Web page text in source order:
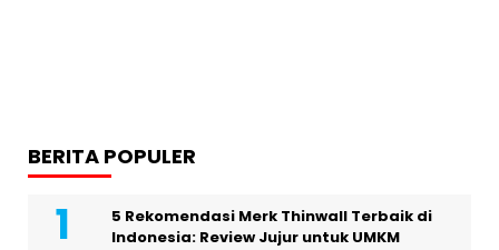
BERITA POPULER
5 Rekomendasi Merk Thinwall Terbaik di
Indonesia: Review Jujur untuk UMKM